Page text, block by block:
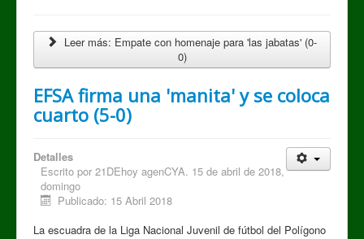
Leer más: Empate con homenaje para 'las jabatas' (0-
0)
EFSA firma una 'manita' y se coloca
cuarto (5-0)
Detalles
Escrito por 21DEhoy agenCYA. 15 de abril de 2018,
domingo
Publicado: 15 Abril 2018
La escuadra de la Liga Nacional Juvenil de fútbol del Polígono